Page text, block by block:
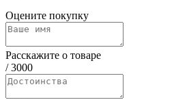
Оцените покупку
Расскажите о товаре
/3000